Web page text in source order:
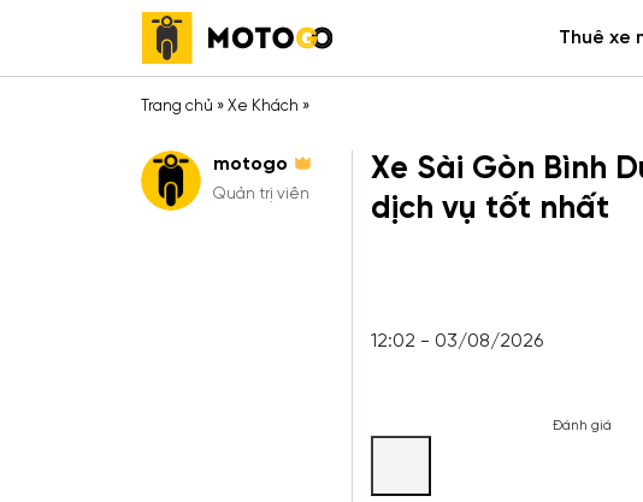
Thuê xe
Trang chủ » Xe Khách »
motogo
Quản trị viên
Xe Sài Gòn Bình
dịch vụ tốt nhất
12:02 - 03/08/2026
Đánh giá